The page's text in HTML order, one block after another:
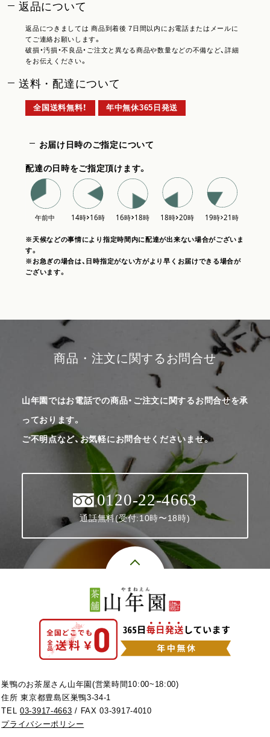
返品について
返品につきましては 商品到着後 7日間以内にお電話またはメールに
てご連絡お願いします。
破損・汚損・不良品・ご注文と異なる商品や数量などの不備など、詳細
をお伝えください。
送料・配達について
全国送料無料！ 年中無休365日発送
お届け日時のご指定について
配達の日時をご指定頂けます。
※天候などの事情により指定時間内に配達が出来ない場合がございま
す。
※お急ぎの場合は、日時指定がない方がより早くお届けできる場合が
ございます。
商品・注文に関するお問合せ
山年園ではお電話での商品・ご注文に関するお問合せを承
っております。
ご不明点など、お気軽にお問合せくださいませ。
0120-22-4663
通話無料(受付:10時〜18時)
巣鴨のお茶屋さん山年園(営業時間10:00~18:00)
住所 東京都豊島区巣鴨3-34-1
TEL03-3917-4663 / FAX 03-3917-4010
プライバシーポリシー